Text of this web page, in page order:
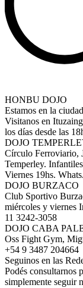
HONBU DOJO
Estamos en la
Visitanos en
los días desde las
DOJO
Círculo Ferroviario,
Temperley.
Viernes 19hs.
DOJO BURZACO
Club Sportivo
miércoles y viernes
11 3242-3058
DOJO CABA
Oss Fight Gym,
+54 9 3487 204664
Seguinos en las
Podés consultarnos
simplemente seguir